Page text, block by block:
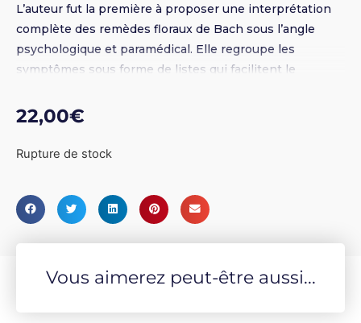
L’auteur fut la première à proposer une interprétation
complète des remèdes floraux de Bach sous l’angle
psychologique et paramédical. Elle regroupe les
symptômes sous forme de listes qui facilitent le
des années comme la référence en la matière.
22,00€
Rupture de stock
Vous aimerez peut-être aussi...